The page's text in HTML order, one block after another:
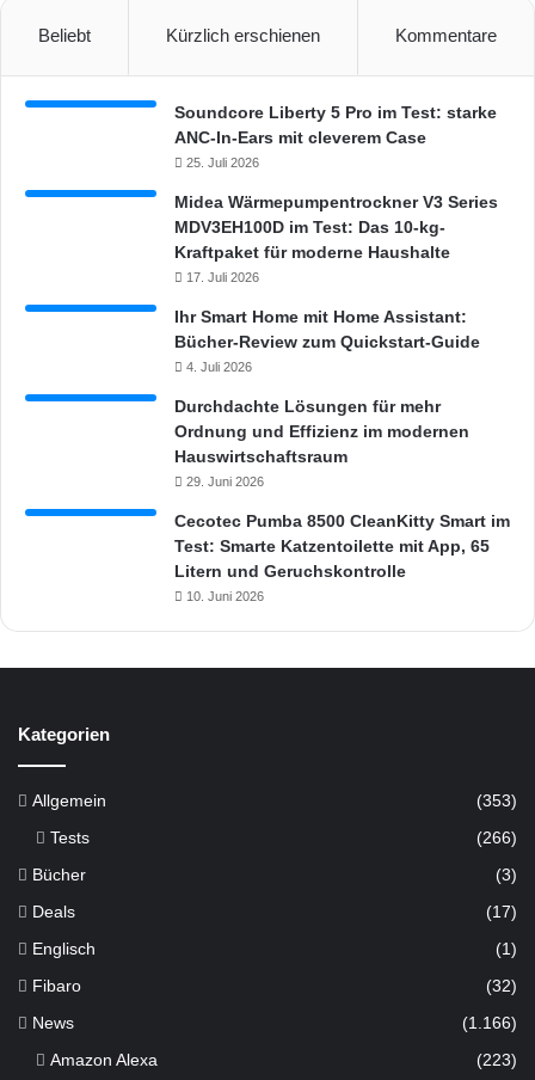
g
&
h
Beliebt Kürzlich erschienen Kommentare
Soundcore Liberty 5 Pro im Test: starke
ANC-In-Ears mit cleverem Case
25. Juli 2026
Midea Wärmepumpentrockner V3 Series
MDV3EH100D im Test: Das 10-kg-
Kraftpaket für moderne Haushalte
17. Juli 2026
Ihr Smart Home mit Home Assistant:
Bücher-Review zum Quickstart-Guide
4. Juli 2026
Durchdachte Lösungen für mehr
Ordnung und Effizienz im modernen
Hauswirtschaftsraum
29. Juni 2026
Cecotec Pumba 8500 CleanKitty Smart im
Test: Smarte Katzentoilette mit App, 65
Litern und Geruchskontrolle
10. Juni 2026
Kategorien
Allgemein (353)
Tests (266)
Bücher (3)
Deals (17)
Englisch (1)
Fibaro (32)
News (1.166)
Amazon Alexa
(223)